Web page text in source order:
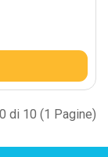
di 10 (1 Pagine)